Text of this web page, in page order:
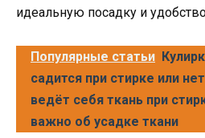
идеальную посадку и
Популярные статьи
садится при стирке или
ведёт себя ткань при
важно об усадке ткани